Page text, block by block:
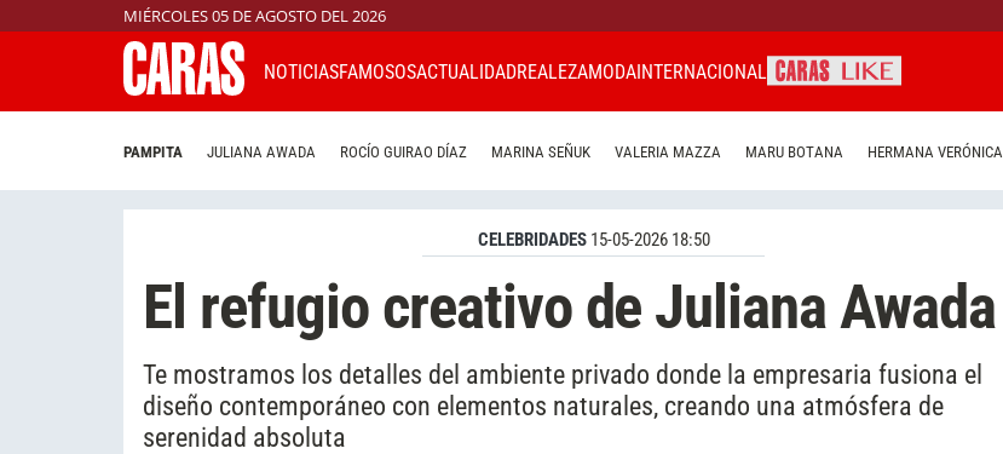
MIÉRCOLES 05 DE AGOSTO DEL 2026
NOTICIASFAMOSOSACTUALIDADREALEZAMODAINTERNACIONAL
PAMPITA JULIANA AWADA ROCÍO GUIRAO DÍAZ MARINA SEÑUK VALERIA MAZZA MARU BOTANA HERMANA VERÓNICA
CELEBRIDADES 15-05-2026 18:50
El refugio creativo de Juliana Awada
Te mostramos los detalles del ambiente privado donde la empresaria fusiona el
diseño contemporáneo con elementos naturales, creando una atmósfera de
serenidad absoluta